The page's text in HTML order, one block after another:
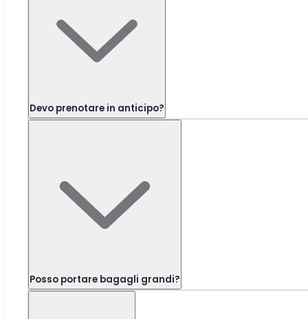
Devo prenotare in anticipo?
Posso portare bagagli grandi?